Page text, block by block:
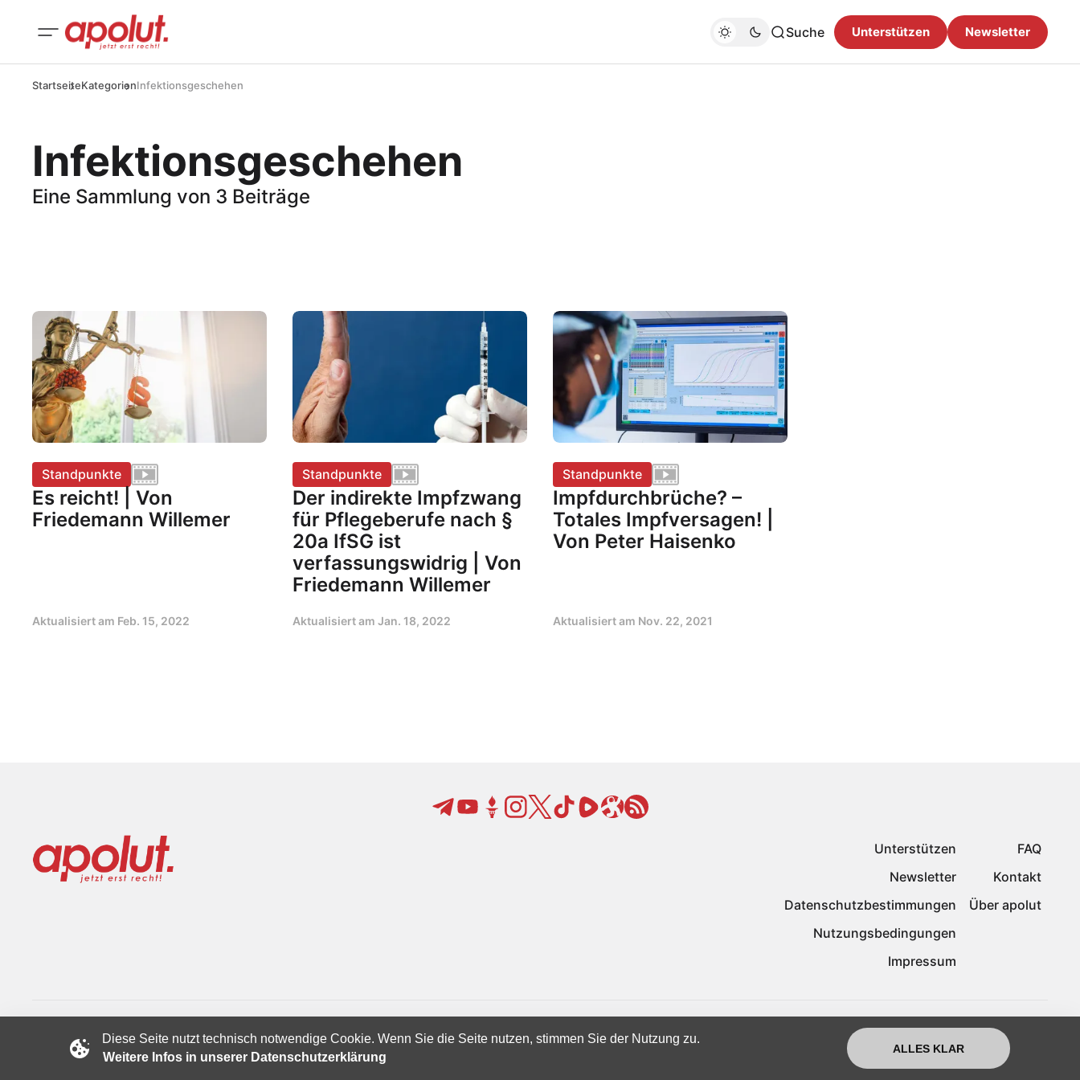
Suche Unterstützen Newsletter
StartseiteKategorienInfektionsgeschehen
Infektionsgeschehen
Eine Sammlung von 3 Beiträge
Standpunkte
Es reicht! | Von
Friedemann Willemer
Aktualisiert am Feb. 15, 2022
Standpunkte
Der indirekte Impfzwang
für Pflegeberufe nach §
20a IfSG ist
verfassungswidrig | Von
Friedemann Willemer
Aktualisiert am Jan. 18, 2022
Standpunkte
Impfdurchbrüche? –
Totales Impfversagen! |
Von Peter Haisenko
Aktualisiert am Nov. 22, 2021
Unterstützen
Newsletter
Datenschutzbestimmungen
Nutzungsbedingungen
Impressum
FAQ
Kontakt
Über apolut
Copyright © 2024 apolut | Jetzt erst recht!. Published apolut Creatives Ltd.
Diese Seite nutzt technisch notwendige Cookie. Wenn Sie die Seite nutzen, stimmen Sie der Nutzung zu.
Weitere Infos in unserer Datenschutzerklärung
ALLES KLAR